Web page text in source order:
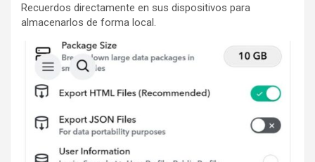
Recuerdos directamente en sus dispositivos para
almacenarlos de forma local.